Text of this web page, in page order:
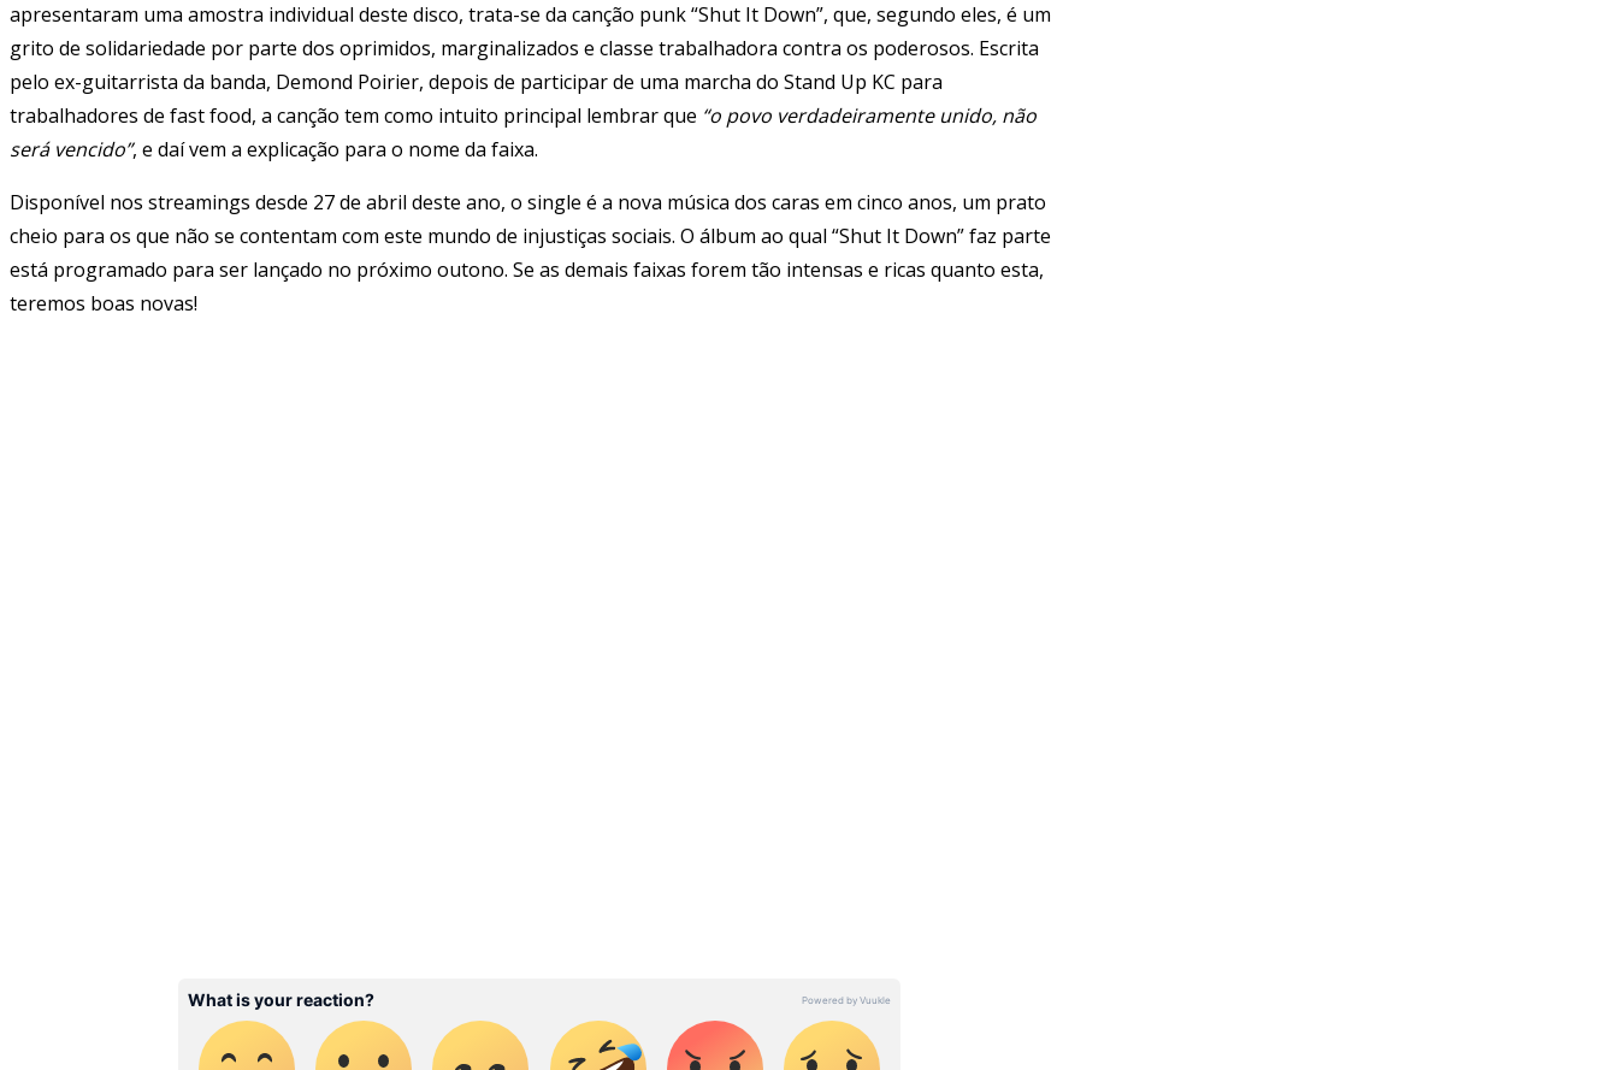
apresentaram uma amostra individual deste disco, trata-se da canção punk “Shut It Down”, que, segundo eles, é um
grito de solidariedade por parte dos oprimidos, marginalizados e classe trabalhadora contra os poderosos. Escrita
pelo ex-guitarrista da banda, Demond Poirier, depois de participar de uma marcha do Stand Up KC para
trabalhadores de fast food, a canção tem como intuito principal lembrar que “o povo verdadeiramente unido, não
será vencido”, e daí vem a explicação para o nome da faixa.
Disponível nos streamings desde 27 de abril deste ano, o single é a nova música dos caras em cinco anos, um prato
cheio para os que não se contentam com este mundo de injustiças sociais. O álbum ao qual “Shut It Down” faz parte
está programado para ser lançado no próximo outono. Se as demais faixas forem tão intensas e ricas quanto esta,
teremos boas novas!